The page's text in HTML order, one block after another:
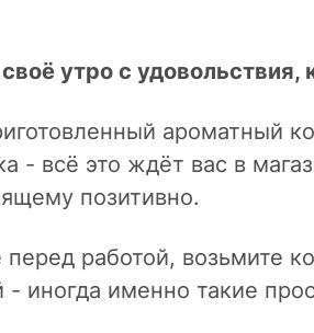
утро с удовольствия,
ароматный
- всё это ждёт вас в
позитивно.
перед работой, возьмите
- иногда именно такие